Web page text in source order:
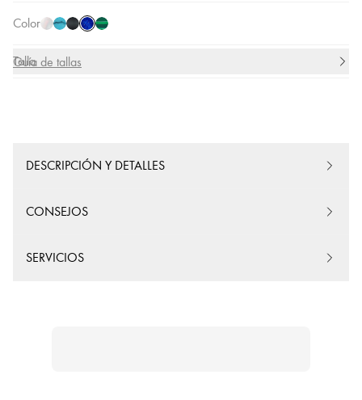
Color
Guía de tallas
Talla
DESCRIPCIÓN Y DETALLES
CONSEJOS
SERVICIOS